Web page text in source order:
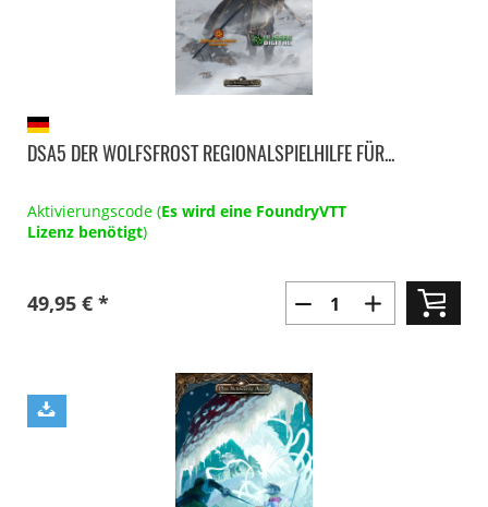
DSA5 DER WOLFSFROST REGIONALSPIELHILFE FÜR...
Aktivierungscode (Es wird eine FoundryVTT
Lizenz benötigt)
49,95 € *